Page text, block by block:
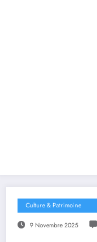
Culture & Patrimoine
9 Novembre 2025